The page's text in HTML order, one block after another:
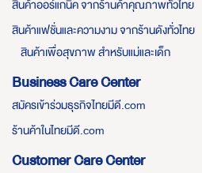
สินค้าออร์แกนิค จากร้านค้าคุณภาพทั่วไทย
สินค้าแฟชั่นและความงาม จากร้านดังทั่วไทย
สินค้าเพื่อสุขภาพ สำหรับแม่และเด็ก
Business Care Center
สมัครเข้าร่วมธุรกิจไทยมีดี.com
ร้านค้าในไทยมีดี.com
Customer Care Center